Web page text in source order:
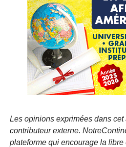
Les opinions exprimées dans cet
contributeur externe.
plateforme qui encourage la